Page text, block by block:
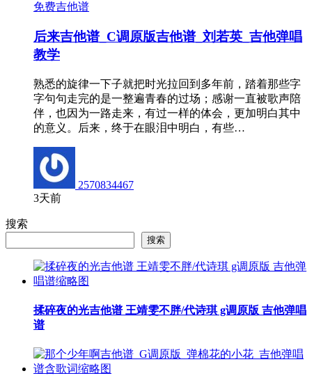
免费吉他谱
后来吉他谱_C调原版吉他谱_刘若英_吉他弹唱
教学
熟悉的旋律一下子就把时光拉回到多年前，踏着那些字
字句句走完的是一整遍青春的过场；感谢一直被歌声陪
伴，也因为一路走来，有过一样的体会，更加明白其中
的意义。后来，终于在眼泪中明白，有些…
2570834467
3天前
搜索
搜索
揉碎夜的光吉他谱 王靖雯不胖/代诗琪 g调原版 吉他弹唱
谱